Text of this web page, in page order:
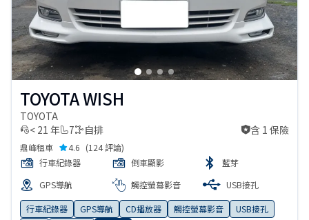
TOYOTA WISH
TOYOTA
< 21 年
7 自排
含 1 保險 含 1 保險
鼎峰租車 4.6 (124 評論)
行車紀錄器
倒車顯影
藍芽
GPS導航
觸控螢幕影音 USB接孔
行車紀錄器 GPS導航 CD播放器 觸控螢幕影音
USB接孔